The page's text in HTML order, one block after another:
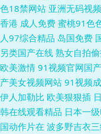
福利社 婷婷大香蕉伊人
产
色18禁网站 亚洲无码视
香港 成人免费 蜜桃91色
人97综合精品 岛国免费
另类国产在线 熟女自拍
欧美激情 91视频官网国产
产美女视频网站 91视频
伊人加勒比 欧美狠狠插
韩在线观看精品 日本一
国动作片在 波多野吉衣